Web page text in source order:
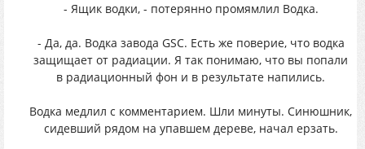
- Ящик водки, - потерянно промямлил Водка.
- Да, да. Водка завода GSC. Есть же поверие, что водка
защищает от радиации. Я так понимаю, что вы попали
в радиационный фон и в результате напились.
Водка медлил с комментарием. Шли минуты. Синюшник,
сидевший рядом на упавшем дереве, начал ерзать.